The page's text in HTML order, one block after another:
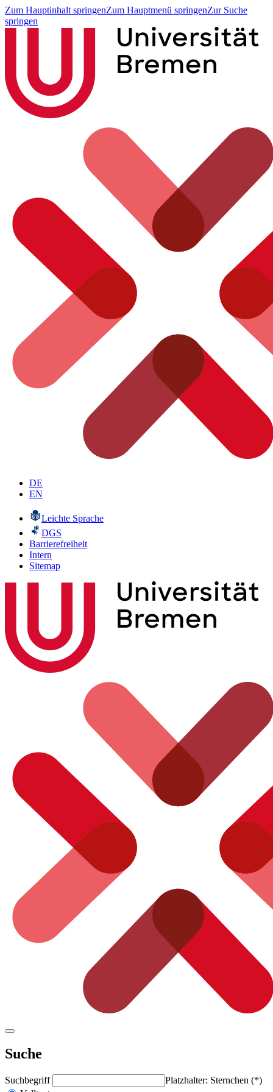
Zum Hauptinhalt springenZum Hauptmenü springenZur Suche
springen
DE
EN
Leichte Sprache
DGS
Barrierefreiheit
Intern
Sitemap
Suche
Suchbegriff
Platzhalter: Sternchen (*)